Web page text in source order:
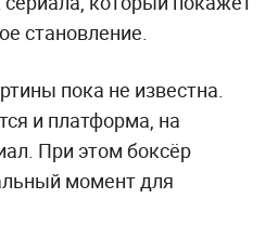
становление.
пока не известна.
и платформа, на
При этом боксёр
момент для